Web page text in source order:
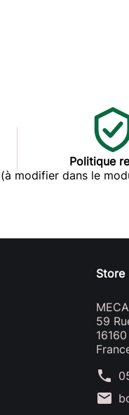
Politique
(à modifier dans le
Store
59
phone
mail